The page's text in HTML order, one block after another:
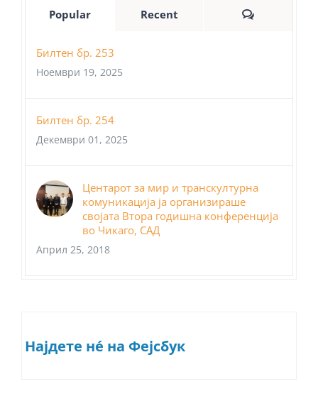
Popular Recent Comments
Билтен бр. 253
Ноември 19, 2025
Билтен бр. 254
Декември 01, 2025
Центарот за мир и транскултурна
комуникација ја организираше
својата Втора годишна конференција
во Чикаго, САД
Април 25, 2018
Најдете нé на Фејсбук